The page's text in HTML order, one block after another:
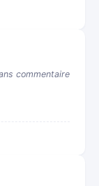
commentaire